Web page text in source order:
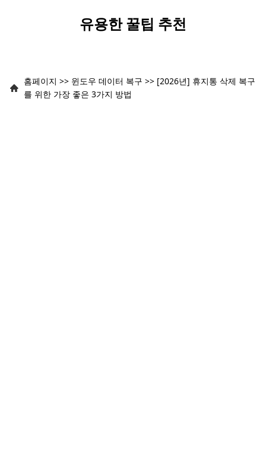
유용한 꿀팁 추천
홈페이지 >> 윈도우 데이터 복구 >> [2026년] 휴지통 삭제 복구
를 위한 가장 좋은 3가지 방법